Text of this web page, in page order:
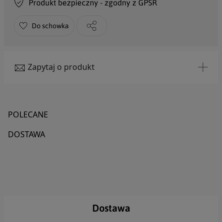
Produkt bezpieczny - zgodny z GPSR
Do schowka
Zapytaj o produkt
Imię
POLECANE
DOSTAWA
Dostawa